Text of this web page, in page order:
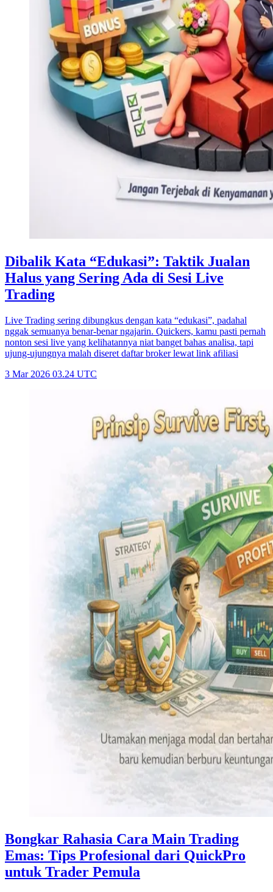
Dibalik Kata “Edukasi”: Taktik Jualan
Halus yang Sering Ada di Sesi Live
Trading
Live Trading sering dibungkus dengan kata “edukasi”, padahal
nggak semuanya benar-benar ngajarin. Quickers, kamu pasti pernah
nonton sesi live yang kelihatannya niat banget bahas analisa, tapi
ujung-ujungnya malah diseret daftar broker lewat link afiliasi
3 Mar 2026 03.24 UTC
Bongkar Rahasia Cara Main Trading
Emas: Tips Profesional dari QuickPro
untuk Trader Pemula